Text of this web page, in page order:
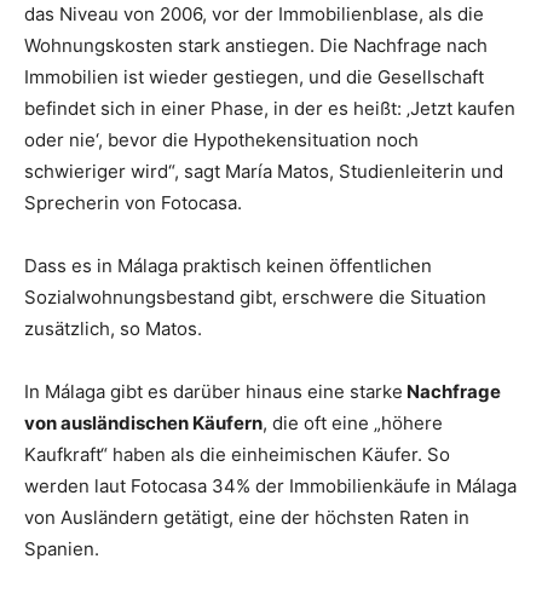
das Niveau von 2006, vor der Immobilienblase, als die
Wohnungskosten stark anstiegen. Die Nachfrage nach
Immobilien ist wieder gestiegen, und die Gesellschaft
befindet sich in einer Phase, in der es heißt: ‚Jetzt kaufen
oder nie‘, bevor die Hypothekensituation noch
schwieriger wird“, sagt María Matos, Studienleiterin und
Sprecherin von Fotocasa.
Dass es in Málaga praktisch keinen öffentlichen
Sozialwohnungsbestand gibt, erschwere die Situation
zusätzlich, so Matos.
In Málaga gibt es darüber hinaus eine starke Nachfrage
von ausländischen Käufern, die oft eine „höhere
Kaufkraft“ haben als die einheimischen Käufer. So
werden laut Fotocasa 34% der Immobilienkäufe in Málaga
von Ausländern getätigt, eine der höchsten Raten in
Spanien.